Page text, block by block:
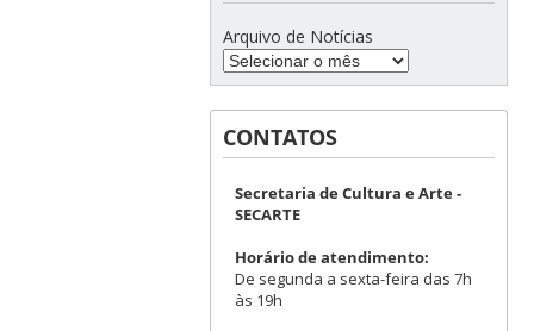
Arquivo de Notícias
CONTATOS
Secretaria de Cultura e Arte -
SECARTE
Horário de atendimento:
De segunda a sexta-feira das 7h
às 19h